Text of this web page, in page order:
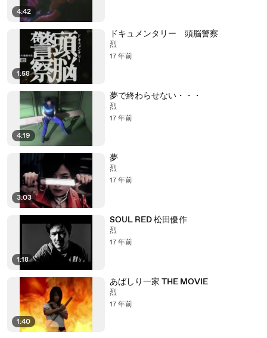
4:42
1:58
ドキュメンタリー 頭脳警察
烈
17 年前
4:19
夢で終わらせない・・・
烈
17 年前
3:03
夢
烈
17 年前
1:18
SOUL RED 松田優作
烈
17 年前
1:40
あばしり一家 THE MOVIE
烈
17 年前